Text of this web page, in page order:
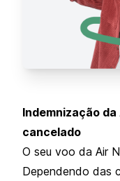
Indemnização
cancelado
O seu voo da Air
Dependendo das